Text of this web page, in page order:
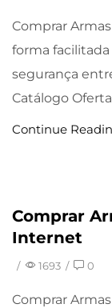
Comprar
forma
segurança
Catálogo
Continue
Comprar
Internet
/ 1693 / 0
Comprar